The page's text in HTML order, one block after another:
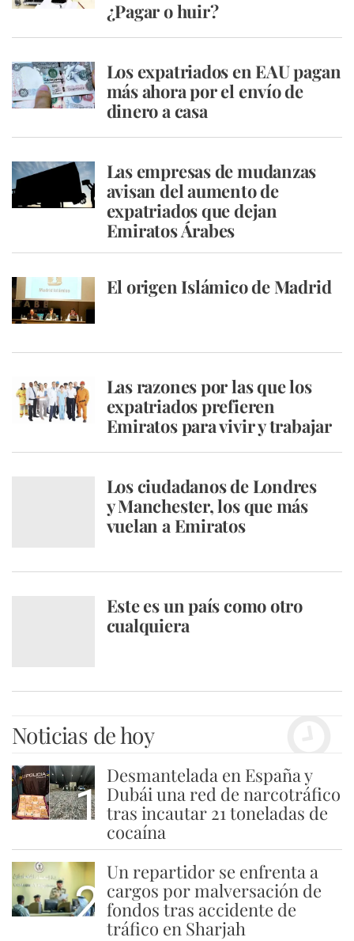
¿Pagar o huir?
Los expatriados en EAU pagan
más ahora por el envío de
dinero a casa
Las empresas de mudanzas
avisan del aumento de
expatriados que dejan
Emiratos Árabes
El origen Islámico de Madrid
Las razones por las que los
expatriados prefieren
Emiratos para vivir y trabajar
Los ciudadanos de Londres
y Manchester, los que más
vuelan a Emiratos
Este es un país como otro
cualquiera
Noticias de hoy
1
Desmantelada en España y
Dubái una red de narcotráfico
tras incautar 21 toneladas de
cocaína
2
Un repartidor se enfrenta a
cargos por malversación de
fondos tras accidente de
tráfico en Sharjah